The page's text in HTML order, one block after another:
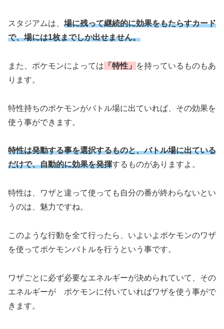
スタジアムは、 場に残って継続的に効果をもたらすカード
で、場には1枚までしか出せません。
また、ポケモンによっては 「特性」
を持っているものもあ
ります。
特性持ちのポケモンがバトル場に出ていれば、その効果を
使う事ができます。
特性は発動する事を選択するものと、バトル場に出ている
だけで、自動的に効果を発揮するものがありますよ。
特性は、ワザと違って使っても自分の番が終わらないとい
うのは、魅力ですね。
このような行動を全て行ったら、いよいよポケモンのワザ
を使ってポケモンバトルを行うという事です。
ワザごとに必ず必要なエネルギーが決められていて、その
エネルギーが ポケモンに付いていればワザを使う事がで
きます。